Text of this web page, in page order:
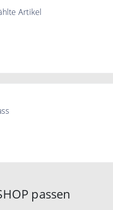
Artikel
passen